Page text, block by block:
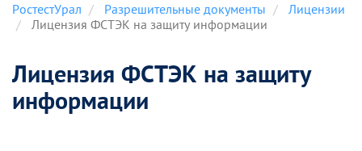
РостестУрал Разрешительные документы
Лицензии
Лицензия ФСТЭК на защиту информации
Лицензия ФСТЭК на защиту
информации